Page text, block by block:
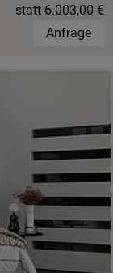
statt 6.003,00 €
Anfrage